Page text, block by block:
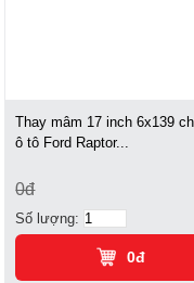
Thay mâm 17 inch 6x139
ô tô Ford Raptor...
0đ
Số lượng:
0đ